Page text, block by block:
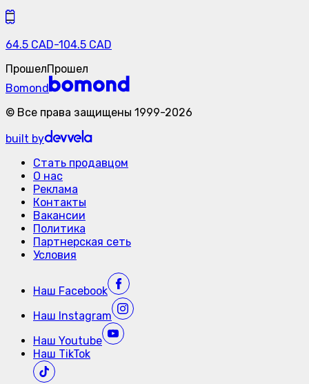
64.5 CAD-104.5 CAD
ПрошелПрошел
Bomond
© Все права защищены 1999-2026
built by
Стать продавцом
О нас
Реклама
Контакты
Вакансии
Политика
Партнерская сеть
Условия
Наш Facebook
Наш Instagram
Наш Youtube
Наш TikTok